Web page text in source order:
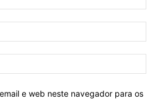
e web neste navegador para os